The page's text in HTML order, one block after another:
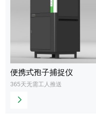
便携式孢子捕捉仪
365天无需工人推送
查